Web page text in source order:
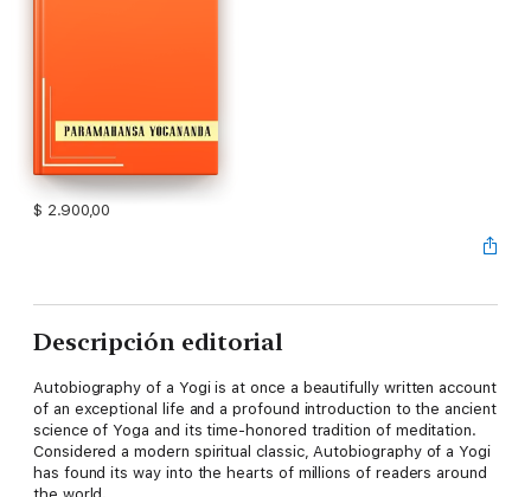
$ 2.900,00
Descripción editorial
Autobiography of a Yogi is at once a beautifully written account
of an exceptional life and a profound introduction to the ancient
science of Yoga and its time-honored tradition of meditation.
Considered a modern spiritual classic, Autobiography of a Yogi
has found its way into the hearts of millions of readers around